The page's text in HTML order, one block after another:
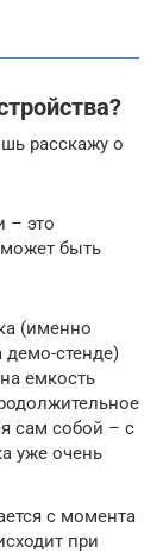
расскажу о
– это
быть
(именно
демо-стенде)
емкость
сам собой – c
уже очень
с момента
при